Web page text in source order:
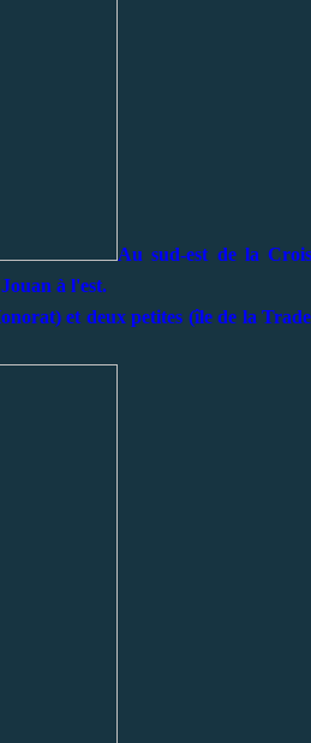
Au sud-est de la
à l'est.
et deux petites (île de la